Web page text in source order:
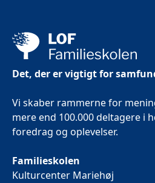
Det, der er vigtigt for
Vi skaber rammerne for
mere end 100.000 deltagere i
foredrag og oplevelser.
Familieskolen
Kulturcenter Mariehøj